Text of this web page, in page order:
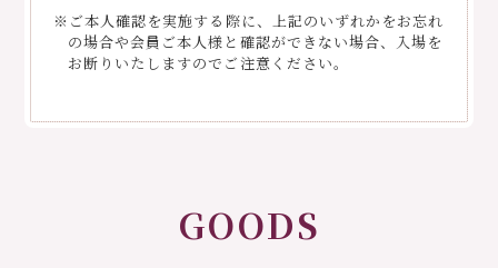
※ご本⼈確認を実施する際に、上記のいずれかをお忘れ
の場合や会員ご本⼈様と確認ができない場合、⼊場を
お断りいたしますのでご注意ください。
GOODS